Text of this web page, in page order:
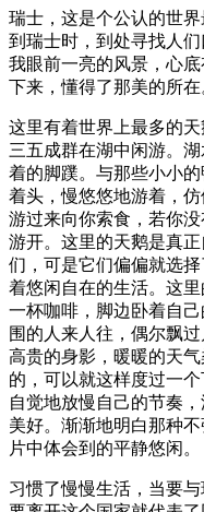
瑞士，这是个公认的世
到瑞士时，到处寻找人
我眼前一亮的风景，心
下来，懂得了那美的所在
这里有着世界上最多的
三五成群在湖中闲游。
着的脚蹼。与那些小小
着头，慢悠悠地游着，
游过来向你索食，若你
游开。这里的天鹅是真
们，可是它们偏偏就选
着悠闲自在的生活。这
一杯咖啡，脚边卧着自
围的人来人往，偶尔飘
高贵的身影，暖暖的天
的，可以就这样度过一
自觉地放慢自己的节奏
美好。渐渐地明白那种
片中体会到的平静悠闲。
习惯了慢慢生活，当要